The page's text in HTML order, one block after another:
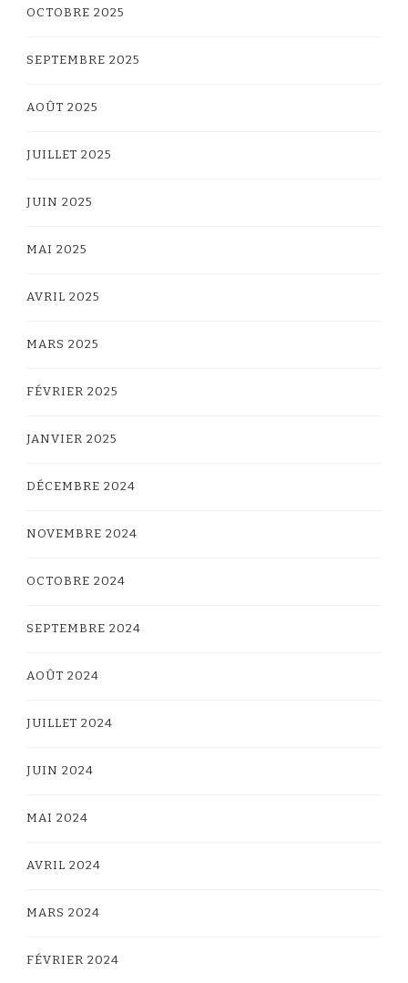
OCTOBRE 2025
SEPTEMBRE 2025
AOÛT 2025
JUILLET 2025
JUIN 2025
MAI 2025
AVRIL 2025
MARS 2025
FÉVRIER 2025
JANVIER 2025
DÉCEMBRE 2024
NOVEMBRE 2024
OCTOBRE 2024
SEPTEMBRE 2024
AOÛT 2024
JUILLET 2024
JUIN 2024
MAI 2024
AVRIL 2024
MARS 2024
FÉVRIER 2024